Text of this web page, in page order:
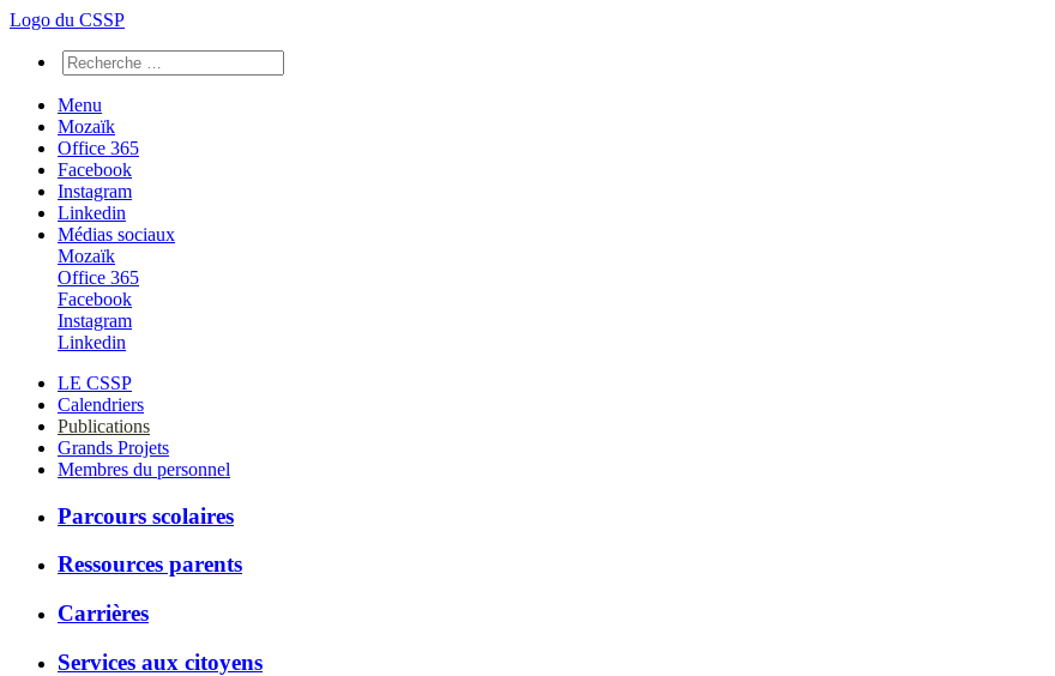
Logo du CSSP
Menu
Mozaïk
Office 365
Facebook
Instagram
Linkedin
Médias sociaux
Mozaïk
Office 365
Facebook
Instagram
Linkedin
LE CSSP
Calendriers
Publications
Grands Projets
Membres du personnel
Parcours scolaires
Ressources parents
Carrières
Services aux citoyens